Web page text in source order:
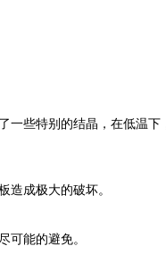
些特别的结晶，在低温
造成极大的破坏。
可能的避免。